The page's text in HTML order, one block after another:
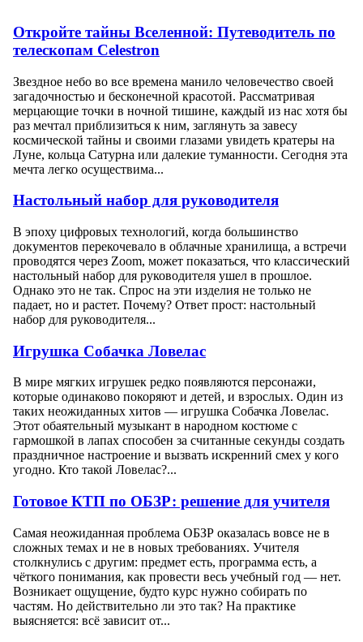
Откройте тайны Вселенной: Путеводитель по
телескопам Celestron
Звездное небо во все времена манило человечество своей
загадочностью и бесконечной красотой. Рассматривая
мерцающие точки в ночной тишине, каждый из нас хотя бы
раз мечтал приблизиться к ним, заглянуть за завесу
космической тайны и своими глазами увидеть кратеры на
Луне, кольца Сатурна или далекие туманности. Сегодня эта
мечта легко осуществима...
Настольный набор для руководителя
В эпоху цифровых технологий, когда большинство
документов перекочевало в облачные хранилища, а встречи
проводятся через Zoom, может показаться, что классический
настольный набор для руководителя ушел в прошлое.
Однако это не так. Спрос на эти изделия не только не
падает, но и растет. Почему? Ответ прост: настольный
набор для руководителя...
Игрушка Собачка Ловелас
В мире мягких игрушек редко появляются персонажи,
которые одинаково покоряют и детей, и взрослых. Один из
таких неожиданных хитов — игрушка Собачка Ловелас.
Этот обаятельный музыкант в народном костюме с
гармошкой в лапах способен за считанные секунды создать
праздничное настроение и вызвать искренний смех у кого
угодно. Кто такой Ловелас?...
Готовое КТП по ОБЗР: решение для учителя
Самая неожиданная проблема ОБЗР оказалась вовсе не в
сложных темах и не в новых требованиях. Учителя
столкнулись с другим: предмет есть, программа есть, а
чёткого понимания, как провести весь учебный год — нет.
Возникает ощущение, будто курс нужно собирать по
частям. Но действительно ли это так? На практике
выясняется: всё зависит от...